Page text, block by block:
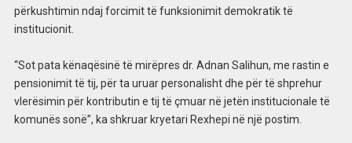
përkushtimin ndaj forcimit të funksionimit demokratik të
institucionit.
“Sot pata kënaqësinë të mirëpres dr. Adnan Salihun, me rastin e
pensionimit të tij, për ta uruar personalisht dhe për të shprehur
vlerësimin për kontributin e tij të çmuar në jetën institucionale të
komunës sonë”, ka shkruar kryetari Rexhepi në një postim.